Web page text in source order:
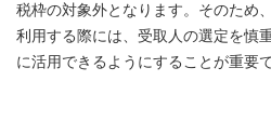
税枠の対象外となります。そのため
利用する際には、受取人の選定を慎
に活用できるようにすることが重要で